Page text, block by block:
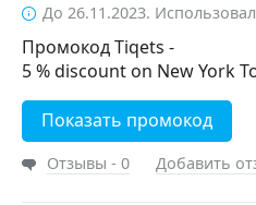
До 26.11.2023.
Промокод Tiqets -
5 % discount on New York
Показать промокод
Отзывы - 0 Добавить